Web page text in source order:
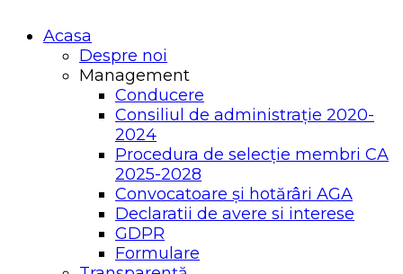
Acasa
Despre noi
Management
Conducere
Consiliul de administrație 2020-
2024
Procedura de selecție membri CA
2025-2028
Convocatoare și hotărâri AGA
Declaratii de avere si interese
GDPR
Formulare